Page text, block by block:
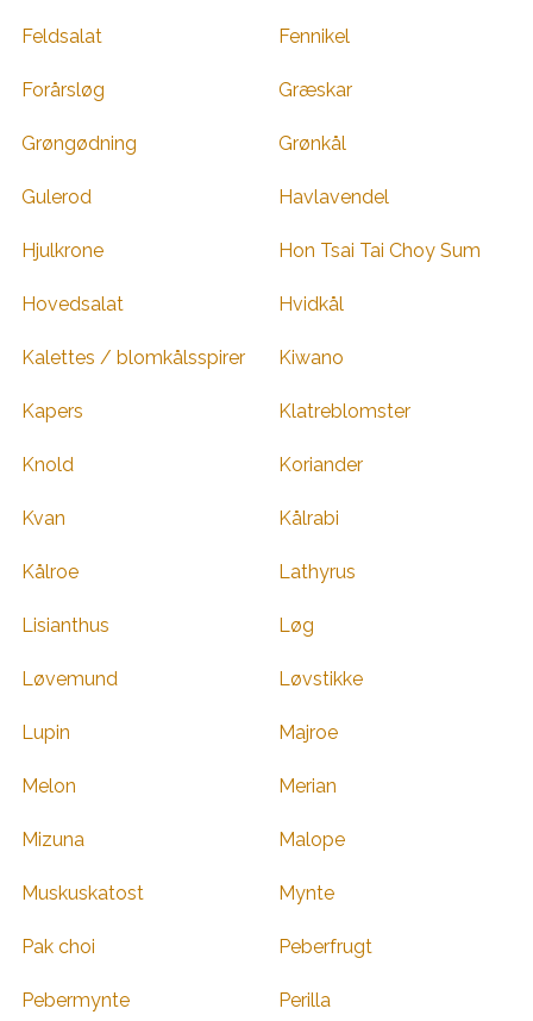
Feldsalat Fennikel
Forårsløg Græskar
Grøngødning Grønkål
Gulerod Havlavendel
Hjulkrone Hon Tsai Tai Choy Sum
Hovedsalat Hvidkål
Kalettes / blomkålsspirer Kiwano
Kapers Klatreblomster
Knold Koriander
Kvan Kålrabi
Kålroe Lathyrus
Lisianthus Løg
Løvemund Løvstikke
Lupin Majroe
Melon Merian
Mizuna Malope
Muskuskatost Mynte
Pak choi Peberfrugt
Pebermynte Perilla